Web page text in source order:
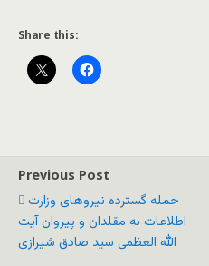
Share this:
Previous Post
حمله گسترده نیروهای وزارت
اطلاعات به مقلدان و پیروان آیت
الله العظمی سید صادق شیرازی